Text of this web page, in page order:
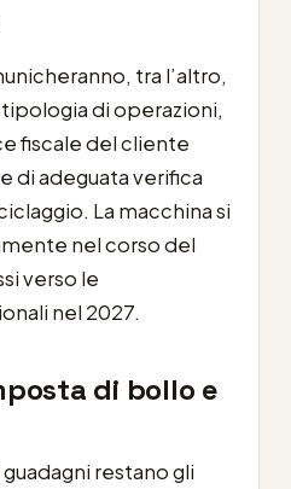
tra l’altro,
di operazioni,
fiscale del cliente
di adeguata verifica
La macchina si
nel corso del
verso le
nel 2027.
di bollo e
restano gli